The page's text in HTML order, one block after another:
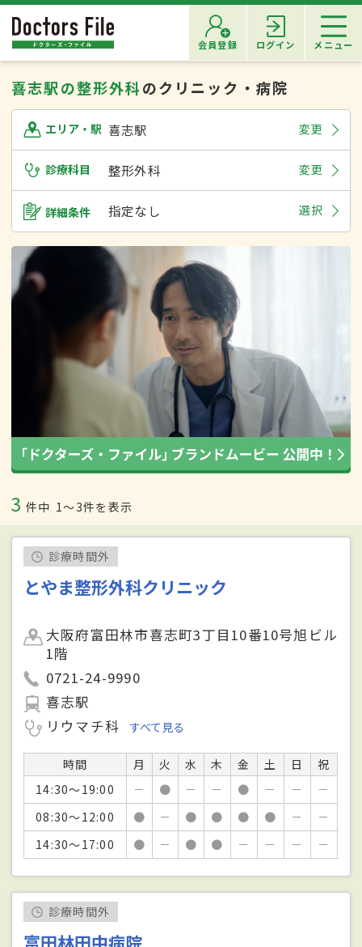
会員登録 ログイン メニュー
喜志駅の整形外科のクリニック・病院
エリア・駅 喜志駅 変更
診療科目 整形外科 変更
詳細条件 指定なし 選択
3 件中 1〜3件を表示
診療時間外
とやま整形外科クリニック
大阪府富田林市喜志町3丁目10番10号旭ビル
1階
0721-24-9990
喜志駅
リウマチ科
すべて見る
時間 月 火 水 木 金 土 日
祝
14:30～19:00
－ ● － － ● － －
－
08:30～12:00
● － ● ● ● ● －
－
14:30～17:00
● － ● ● － － － －
診療時間外